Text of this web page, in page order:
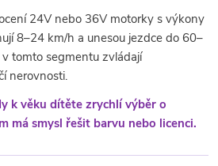
24V nebo 36V motorky s výkony
8–24 km/h a unesou jezdce do 60–
tomto segmentu zvládají
nerovnosti.
k věku dítěte zrychlí výběr o
má smysl řešit barvu nebo licenci.